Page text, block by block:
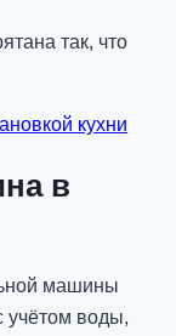
так, что
кухни
в
машины
учётом воды,